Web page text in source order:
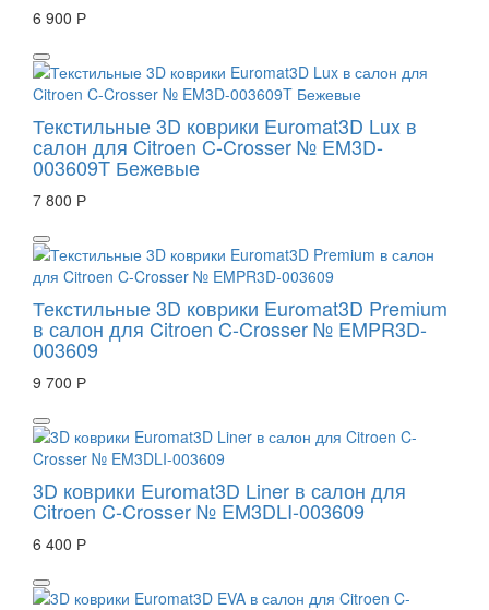
6 900 Р
Текстильные 3D коврики Euromat3D Lux в
салон для Citroen C-Crosser № EM3D-
003609T Бежевые
7 800 Р
Текстильные 3D коврики Euromat3D Premium
в салон для Citroen C-Crosser № EMPR3D-
003609
9 700 Р
3D коврики Euromat3D Liner в салон для
Citroen C-Crosser № EM3DLI-003609
6 400 Р